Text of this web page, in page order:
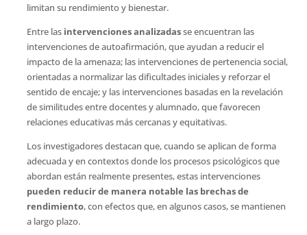
limitan su rendimiento y bienestar.
Entre las intervenciones analizadasse encuentran las
intervenciones de autoafirmación, que ayudan a reducir el
impacto de la amenaza; las intervenciones de pertenencia social,
orientadas a normalizar las dificultades iniciales y reforzar el
sentido de encaje; y las intervenciones basadas en la revelación
de similitudes entre docentes y alumnado, que favorecen
relaciones educativas más cercanas y equitativas.
Los investigadores destacan que, cuando se aplican de forma
adecuada y en contextos donde los procesos psicológicos que
abordan están realmente presentes, estas intervenciones
pueden reducir de manera notable las brechas de
rendimiento, con efectos que, en algunos casos, se mantienen
a largo plazo.